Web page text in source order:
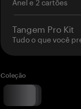
Tangem Pro Kit
Tudo o que você
Coleção